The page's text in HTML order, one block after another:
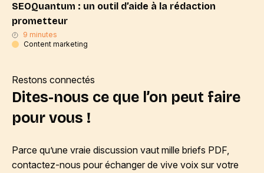
SEOQuantum : un outil d’aide à la rédaction
prometteur
9 minutes
Content marketing
Restons connectés
Dites-nous ce que l’on peut faire
pour vous !
Parce qu’une vraie discussion vaut mille briefs PDF,
contactez-nous pour échanger de vive voix sur votre